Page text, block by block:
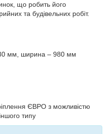
що робить його
та будівельних робіт.
мм, ширина – 980 мм
ЄВРО з можливістю
типу